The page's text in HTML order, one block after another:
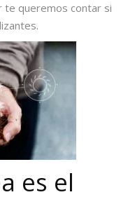
te queremos contar si
es el